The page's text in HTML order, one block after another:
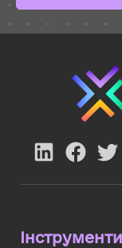
Інструменти